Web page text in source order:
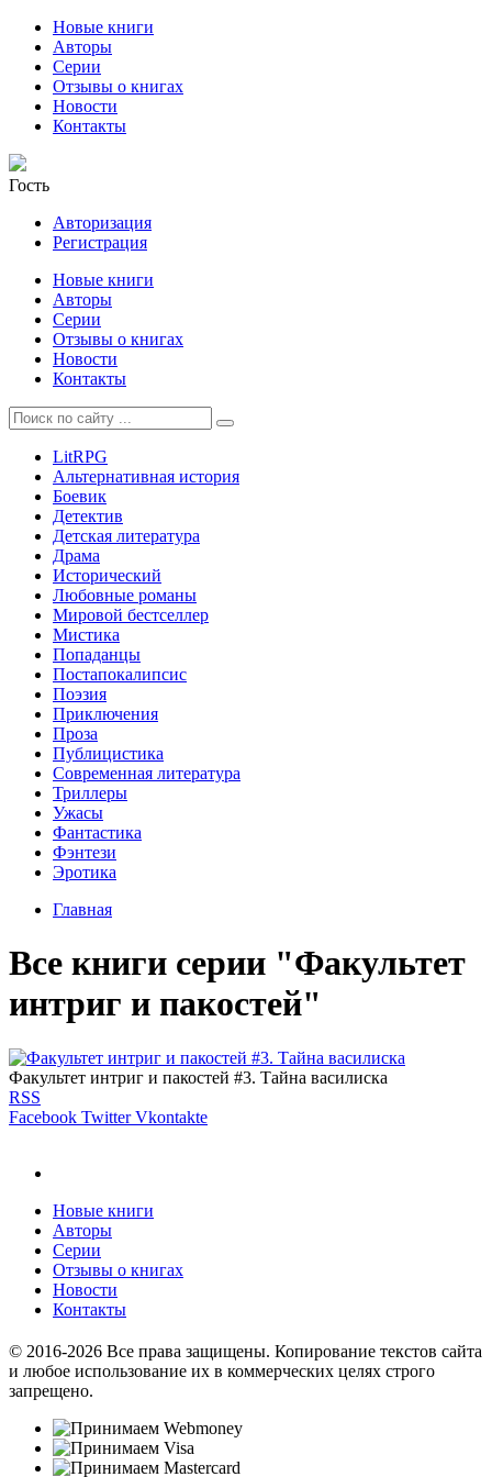
Новые книги
Авторы
Серии
Отзывы о книгах
Новости
Контакты
Гость
Авторизация
Регистрация
Новые книги
Авторы
Серии
Отзывы о книгах
Новости
Контакты
LitRPG
Альтернативная история
Боевик
Детектив
Детская литература
Драма
Исторический
Любовные романы
Мировой бестселлер
Мистика
Попаданцы
Постапокалипсис
Поэзия
Приключения
Проза
Публицистика
Современная литература
Триллеры
Ужасы
Фантастика
Фэнтези
Эротика
Главная
Все книги серии "Факультет
интриг и пакостей"
Факультет интриг и пакостей #3. Тайна василиска
RSS
Facebook Twitter Vkontakte
Новые книги
Авторы
Серии
Отзывы о книгах
Новости
Контакты
© 2016-2026 Все права защищены. Копирование текстов сайта
и любое использование их в коммерческих целях строго
запрещено.